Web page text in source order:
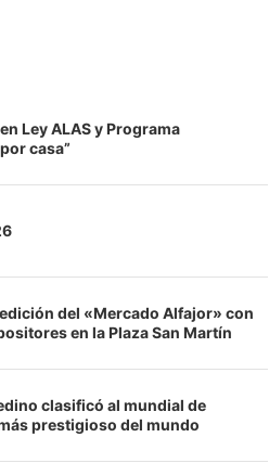
Ley ALAS y Programa
casa”
edición del «Mercado Alfajor» con
en la Plaza San Martín
clasificó al mundial de
prestigioso del mundo